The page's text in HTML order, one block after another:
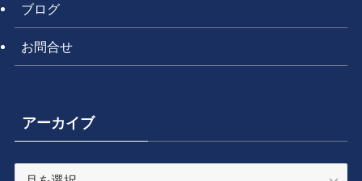
ブログ
お問合せ
アーカイブ